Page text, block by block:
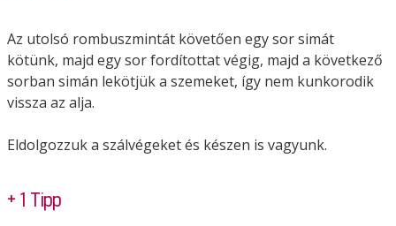
Az utolsó rombuszmintát követően egy sor simát
kötünk, majd egy sor fordítottat végig, majd a következő
sorban simán lekötjük a szemeket, így nem kunkorodik
vissza az alja.
Eldolgozzuk a szálvégeket és készen is vagyunk.
+ 1 Tipp